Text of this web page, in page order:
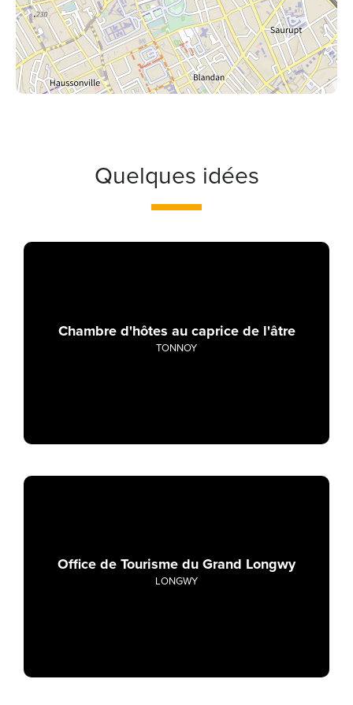
Quelques idées
Chambre d'hôtes au caprice de l'âtre
TONNOY
Office de Tourisme du Grand Longwy
LONGWY